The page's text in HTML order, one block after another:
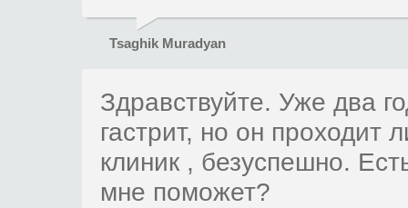
Tsaghik Muradyan
Здравствуйте. Уже два
гастрит, но он
клиник , безуспешно.
мне поможет?